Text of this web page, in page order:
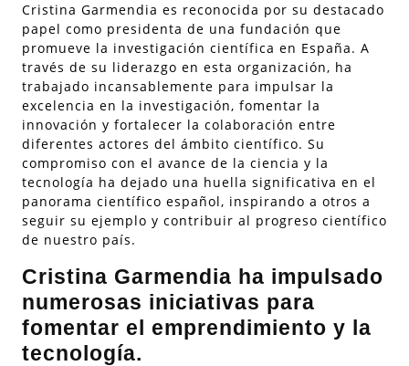
Cristina Garmendia es reconocida por su destacado
papel como presidenta de una fundación que
promueve la investigación científica en España. A
través de su liderazgo en esta organización, ha
trabajado incansablemente para impulsar la
excelencia en la investigación, fomentar la
innovación y fortalecer la colaboración entre
diferentes actores del ámbito científico. Su
compromiso con el avance de la ciencia y la
tecnología ha dejado una huella significativa en el
panorama científico español, inspirando a otros a
seguir su ejemplo y contribuir al progreso científico
de nuestro país.
Cristina Garmendia ha impulsado
numerosas iniciativas para
fomentar el emprendimiento y la
tecnología.